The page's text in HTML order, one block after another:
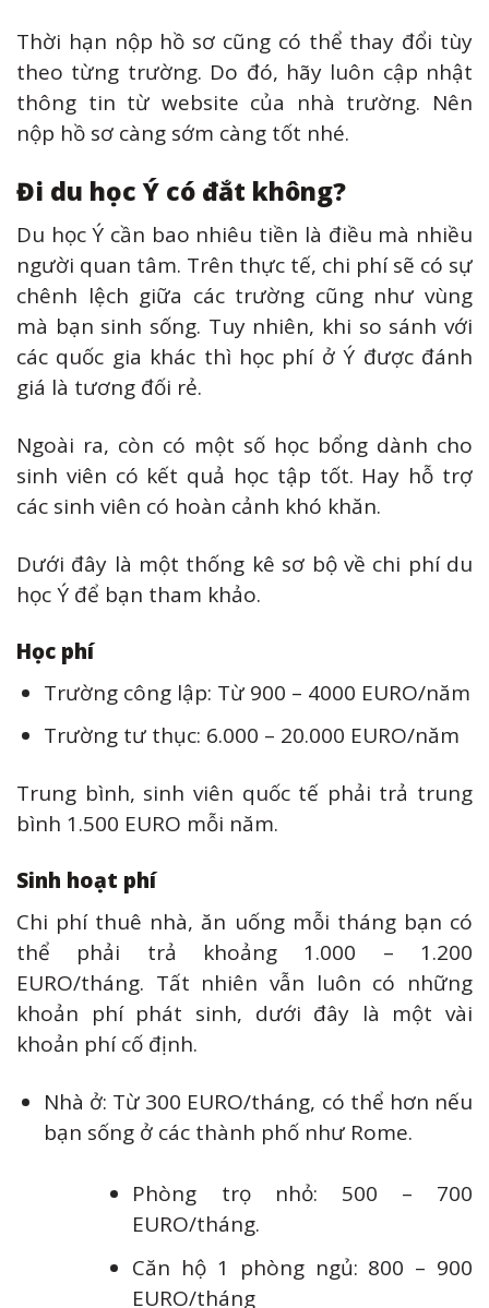
Thời hạn nộp hồ sơ cũng có thể thay đổi tùy
theo từng trường. Do đó, hãy luôn cập nhật
thông tin từ website của nhà trường. Nên
nộp hồ sơ càng sớm càng tốt nhé.
Đi du học Ý có đắt không?
Du học Ý cần bao nhiêu tiền là điều mà nhiều
người quan tâm. Trên thực tế, chi phí sẽ có sự
chênh lệch giữa các trường cũng như vùng
mà bạn sinh sống. Tuy nhiên, khi so sánh với
các quốc gia khác thì học phí ở Ý được đánh
giá là tương đối rẻ.
Ngoài ra, còn có một số học bổng dành cho
sinh viên có kết quả học tập tốt. Hay hỗ trợ
các sinh viên có hoàn cảnh khó khăn.
Dưới đây là một thống kê sơ bộ về chi phí du
học Ý để bạn tham khảo.
Học phí
Trường công lập: Từ 900 – 4000 EURO/năm
Trường tư thục: 6.000 – 20.000 EURO/năm
Trung bình, sinh viên quốc tế phải trả trung
bình 1.500 EURO mỗi năm.
Sinh hoạt phí
Chi phí thuê nhà, ăn uống mỗi tháng bạn có
thể phải trả khoảng 1.000 – 1.200
EURO/tháng. Tất nhiên vẫn luôn có những
khoản phí phát sinh, dưới đây là một vài
khoản phí cố định.
Nhà ở: Từ 300 EURO/tháng, có thể hơn nếu
bạn sống ở các thành phố như Rome.
Phòng trọ nhỏ: 500 – 700
EURO/tháng.
Căn hộ 1 phòng ngủ: 800 – 900
EURO/tháng